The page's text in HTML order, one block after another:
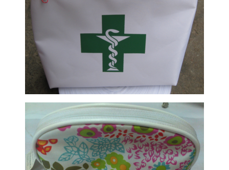
Vaistinėlė - kosmetinė
su norimo dizaino